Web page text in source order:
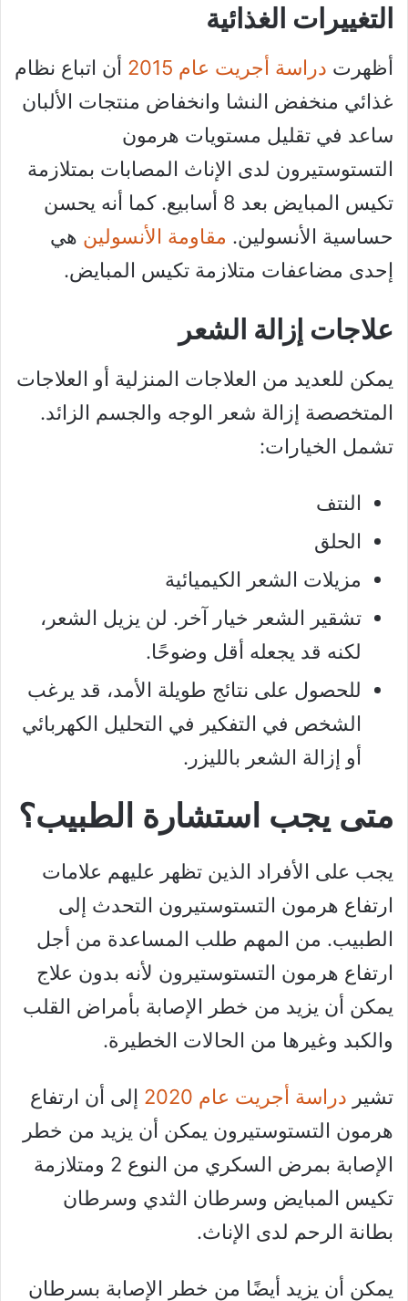
التغييرات الغذائية
أظهرت دراسة أجريت عام 2015
أن اتباع نظام
غذائي منخفض النشا وانخفاض منتجات الألبان
ساعد في تقليل مستويات هرمون
التستوستيرون لدى الإناث المصابات بمتلازمة
تكيس المبايض بعد 8 أسابيع. كما أنه يحسن
حساسية الأنسولين. مقاومة الأنسولين هي
إحدى مضاعفات متلازمة تكيس المبايض.
علاجات إزالة الشعر
يمكن للعديد من العلاجات المنزلية أو العلاجات
المتخصصة إزالة شعر الوجه والجسم الزائد.
تشمل الخيارات:
النتف
الحلق
مزيلات الشعر الكيميائية
تشقير الشعر خيار آخر. لن يزيل الشعر،
لكنه قد يجعله أقل وضوحًا.
للحصول على نتائج طويلة الأمد، قد يرغب
الشخص في التفكير في التحليل الكهربائي
أو إزالة الشعر بالليزر.
متى يجب استشارة الطبيب؟
يجب على الأفراد الذين تظهر عليهم علامات
ارتفاع هرمون التستوستيرون التحدث إلى
الطبيب. من المهم طلب المساعدة من أجل
ارتفاع هرمون التستوستيرون لأنه بدون علاج
يمكن أن يزيد من خطر الإصابة بأمراض القلب
والكبد وغيرها من الحالات الخطيرة.
تشير دراسة أجريت عام 2020
إلى أن ارتفاع
هرمون التستوستيرون يمكن أن يزيد من خطر
الإصابة بمرض السكري من النوع 2 ومتلازمة
تكيس المبايض وسرطان الثدي وسرطان
بطانة الرحم لدى الإناث.
يمكن أن يزيد أيضًا من خطر الإصابة بسرطان